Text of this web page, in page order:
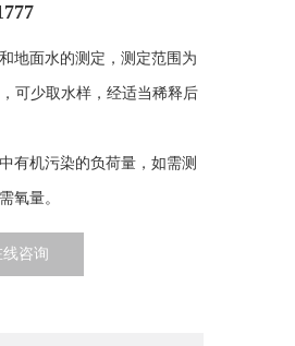
地面水的测定，测定范围为
可少取水样，经适当稀释后
有机污染的负荷量，如需测
氧量。
线咨询